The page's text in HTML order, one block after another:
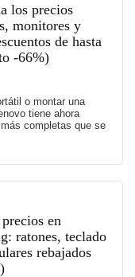
los precios
monitores y
de hasta
-66%)
o montar una
tiene ahora
completas que se
en
ratones, teclado
rebajados